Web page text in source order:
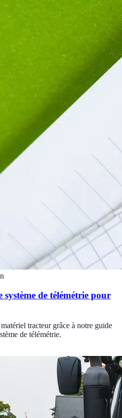
de télémétrie pour
tracteur grâce à notre guide
de télémétrie.